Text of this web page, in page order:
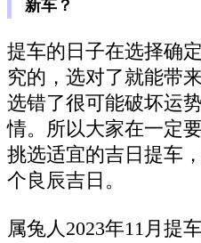
新车？
提车的日子在选择确
究的，选对了就能带
选错了很可能破坏运
情。所以大家在一定
挑选适宜的吉日提车
个良辰吉日。
属兔人2023年11月提